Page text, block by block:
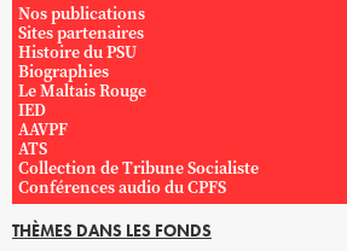
Nos publications
Sites partenaires
Histoire du PSU
Biographies
Le Maltais Rouge
IED
AAVPF
ATS
Collection de Tribune Socialiste
Conférences audio du CPFS
THÈMES DANS LES FONDS